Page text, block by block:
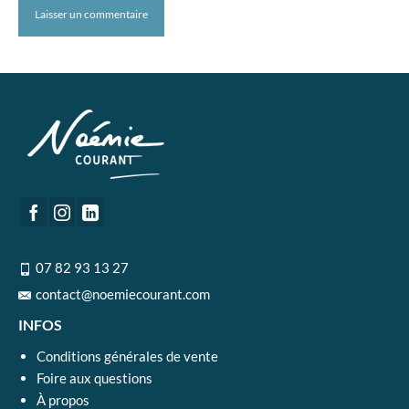
07 82 93 13 27
contact@noemiecourant.com
INFOS
Conditions générales de vente
Foire aux questions
À propos